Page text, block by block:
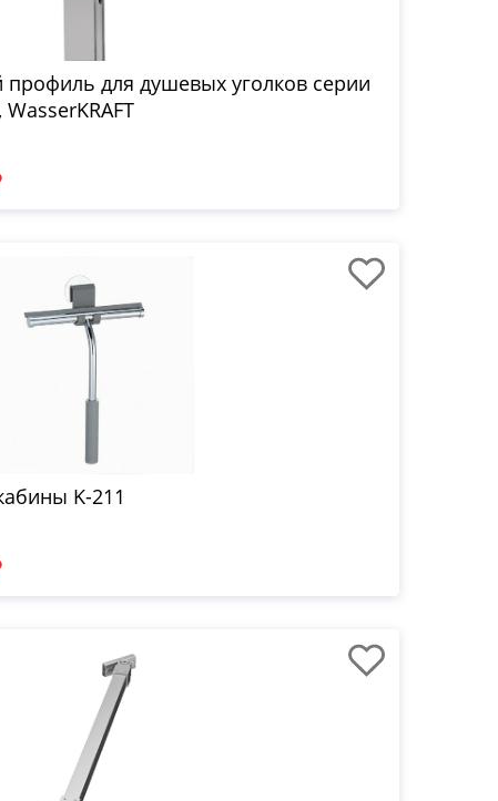
для душевых уголков серии
K-211